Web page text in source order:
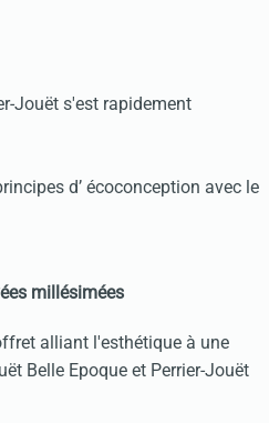
Jouët s'est rapidement
d’ écoconception avec le
millésimées
alliant l'esthétique à une
Belle Epoque et Perrier-Jouët